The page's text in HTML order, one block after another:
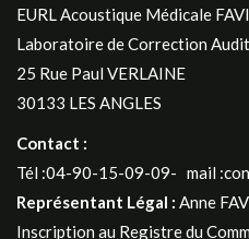
EURL Acoustique Médicale
Laboratoire de Correction
25 Rue Paul VERLAINE
30133 LES ANGLES
Contact :
Tél :04-90-15-09-09- mail
Représentant Légal : Anne
Inscription au Registre du